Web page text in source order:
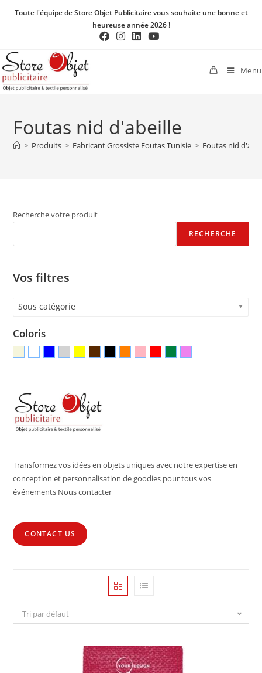
Toute l'équipe de Store Objet Publicitaire vous souhaite une bonne et
heureuse année 2026 !
Menu
Foutas nid d'abeille
> Produits > Fabricant Grossiste Foutas Tunisie > Foutas nid
Recherche votre produit
RECHERCHE
Vos filtres
Sous catégorie
Coloris
Transformez vos idées en objets uniques avec notre expertise en
conception et personnalisation de goodies pour tous vos
événements Nous contacter
CONTACT US
Tri par défaut